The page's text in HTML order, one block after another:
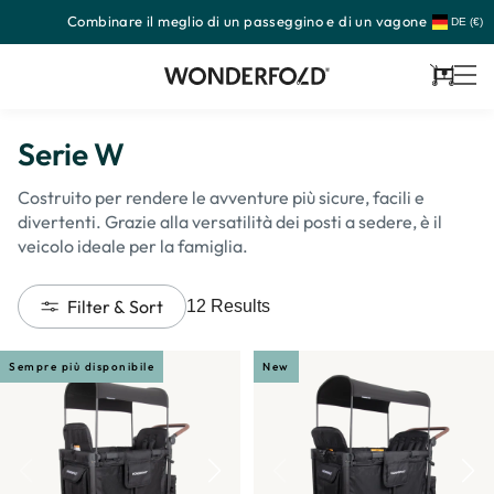
Passa
al
Combinare il meglio di un passeggino e di un vagone DE (€)
Serie W
Costruito per rendere le avventure più sicure, facili e
divertenti. Grazie alla versatilità dei posti a sedere, è il
veicolo ideale per la famiglia.
Filter & Sort 12 Results
Sempre più disponibile New